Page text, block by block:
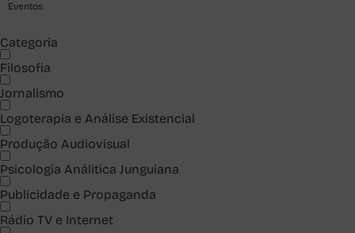
Eventos
Categoria
Filosofia
Jornalismo
Logoterapia e Análise Existencial
Produção Audiovisual
Psicologia Análitica Junguiana
Publicidade e Propaganda
Rádio TV e Internet